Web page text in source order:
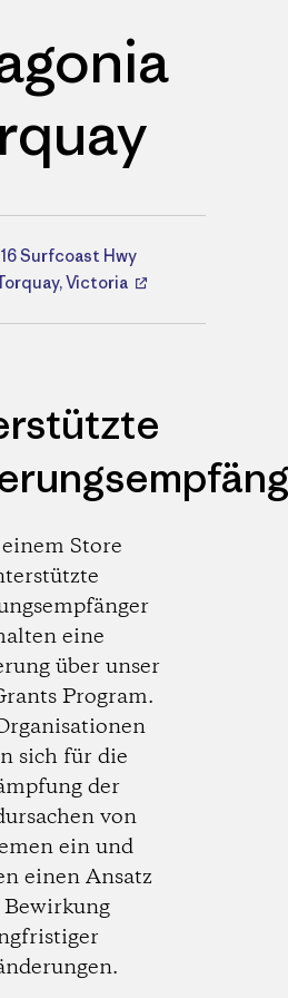
Surfcoast Hwy
Victoria
Store
eine
über unser
Program.
sich für die
der
von
ein und
einen Ansatz